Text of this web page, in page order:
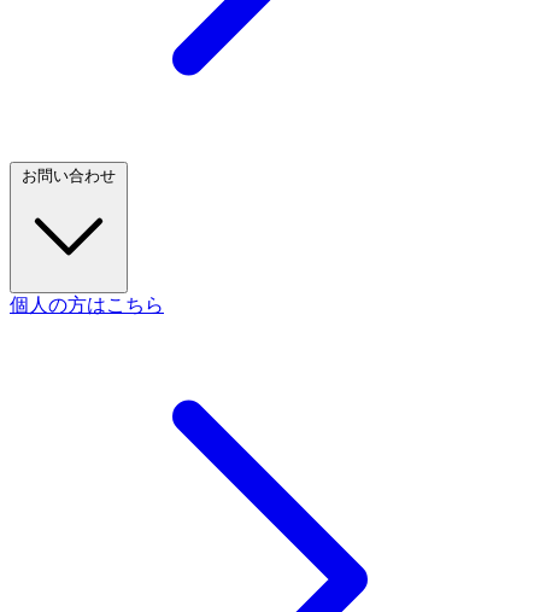
お問い合わせ
個人の方はこちら